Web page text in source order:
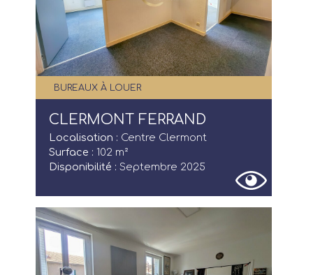
BUREAUX À LOUER
CLERMONT FERRAND
Localisation : Centre Clermont
Surface : 102 m²
Disponibilité : Septembre 2025